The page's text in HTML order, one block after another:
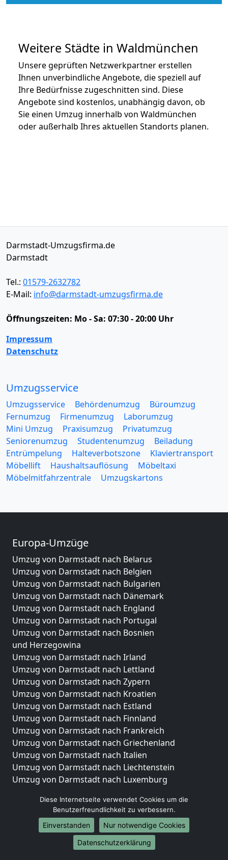
Weitere Städte in Waldmünchen
Unsere geprüften Netzwerkpartner erstellen
Ihnen unverbindliche Angebote, die speziell auf
Ihre Bedürfnisse zugeschnitten sind. Diese
Angebote sind kostenlos, unabhängig davon, ob
Sie einen Umzug innerhalb von Waldmünchen
oder außerhalb Ihres aktuellen Standorts planen.
Darmstadt-Umzugsfirma.de
Darmstadt
Tel.: 01579-2632782
E-Mail: info@darmstadt-umzugsfirma.de
Öffnungszeiten: Mo - Sa: 07:30 - 20:00 Uhr
Impressum
Datenschutz
Umzugsservice
Umzugsservice Behördenumzug
Büroumzug
Fernumzug
Firmenumzug
Laborumzug
Mini Umzug
Praxisumzug
Privatumzug
Seniorenumzug
Studentenumzug
Beiladung
Entrümpelung
Halteverbotszone
Klaviertransport
Möbellift
Haushaltsauflösung
Möbeltaxi
Möbelmitfahrzentrale
Umzugskartons
Europa-Umzüge
Umzug von Darmstadt nach Belarus
Umzug von Darmstadt nach Belgien
Umzug von Darmstadt nach Bulgarien
Umzug von Darmstadt nach Dänemark
Umzug von Darmstadt nach England
Umzug von Darmstadt nach Portugal
Umzug von Darmstadt nach Bosnien
und Herzegowina
Umzug von Darmstadt nach Irland
Umzug von Darmstadt nach Lettland
Umzug von Darmstadt nach Zypern
Umzug von Darmstadt nach Kroatien
Umzug von Darmstadt nach Estland
Umzug von Darmstadt nach Finnland
Umzug von Darmstadt nach Frankreich
Umzug von Darmstadt nach Griechenland
Umzug von Darmstadt nach Italien
Umzug von Darmstadt nach Liechtenstein
Umzug von Darmstadt nach Luxemburg
Umzug von Darmstadt nach Norwegen
Umzüge-Deutschlandweit
Umzug von Darmstadt nach Berlin
Umzug von Darmstadt nach Hamburg
Diese Internetseite verwendet Cookies um die
Benutzerfreundlichkeit zu verbessern.
Einverstanden
Nur notwendige Cookies
Datenschutzerklärung